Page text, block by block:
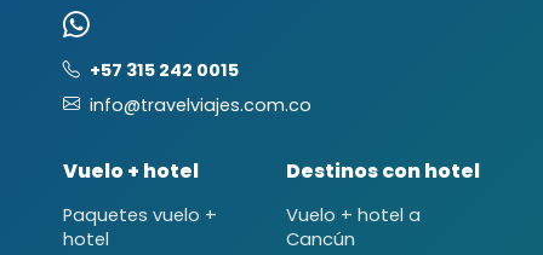
+57 315 242 0015
info@travelviajes.com.co
Vuelo + hotel
Paquetes vuelo +
hotel
Destinos con hotel
Vuelo + hotel a
Cancún